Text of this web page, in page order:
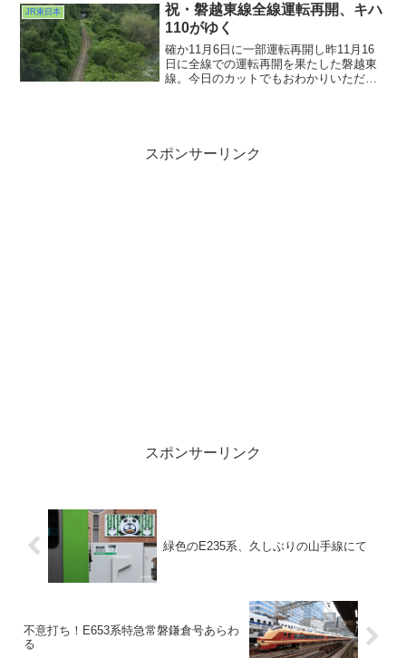
の出後ようやく撮りやすくなってきた頃
に現れたのがこの215系でした。ダイヤ改
正後、この車両どうなるんでしょう
ね・・・
JR東日本
祝・磐越東線全線運転再開、キハ
110がゆく
確か11月6日に一部運転再開し昨11月16
日に全線での運転再開を果たした磐越東
線。今日のカットでもおわかりいただけ
スポンサーリンク
スポンサーリンク
緑色のE235系、久しぶりの山手線にて
不意打ち！E653系特急常磐鎌倉号あらわ
る